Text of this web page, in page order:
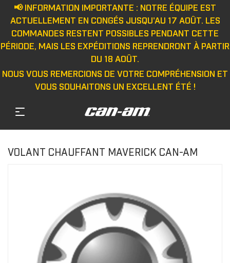
📢 INFORMATION IMPORTANTE : NOTRE ÉQUIPE EST
ACTUELLEMENT EN CONGÉS JUSQU'AU 17 AOÛT. LES
COMMANDES RESTENT POSSIBLES PENDANT CETTE
PÉRIODE, MAIS LES EXPÉDITIONS REPRENDRONT À PARTIR
DU 18 AOÛT.
NOUS VOUS REMERCIONS DE VOTRE COMPRÉHENSION ET
VOUS SOUHAITONS UN EXCELLENT ÉTÉ !
VOLANT CHAUFFANT MAVERICK CAN-AM